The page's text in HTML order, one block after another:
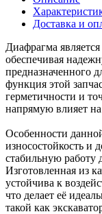
Доставка и
Диафрагма
обеспечивая
предназначенного
функция этой
герметичности и
напрямую влияет
Особенности
износостойкость и
стабильную работу
Изготовленная из
устойчива к
что делает её
такой как